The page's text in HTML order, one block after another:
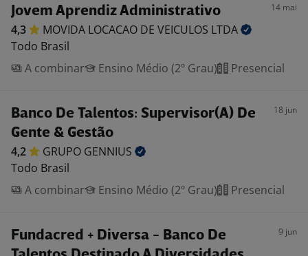
Jovem Aprendiz Administrativo 14 mai
4,3 MOVIDA LOCACAO DE VEICULOS LTDA
Todo Brasil
A combinar
Ensino Médio (2º Grau) Presencial
Banco De Talentos: Supervisor(A) De
Gente & Gestão
18 jun
4,2 GRUPO GENNIUS
Todo Brasil
A combinar
Ensino Médio (2º Grau) Presencial
Fundacred + Diversa - Banco De
9 jun